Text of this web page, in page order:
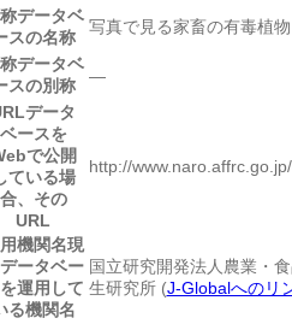
データベ
スの名称
写真で見る家畜の有毒植
データベ
スの別称
―
データ
ベースを
で公開
ている場
合、その
URL
http://
機関名現
ータベー
運用して
る機関名
国立研究開発法人農業・
生研究所 (J-Globalへのリ